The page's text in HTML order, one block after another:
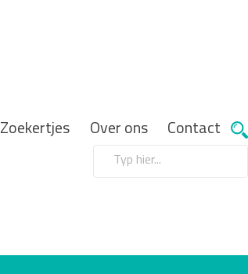
Zoekertjes Over ons Contact